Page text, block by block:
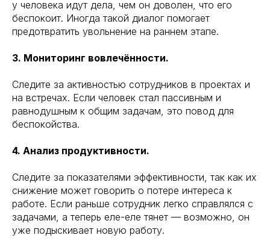
у человека идут дела, чем он доволен, что его
беспокоит. Иногда такой диалог помогает
предотвратить увольнение на раннем этапе.
3. Мониторинг вовлечённости.
Следите за активностью сотрудников в проектах и
на встречах. Если человек стал пассивным и
равнодушным к общим задачам, это повод для
беспокойства.
4. Анализ продуктивности.
Следите за показателями эффективности, так как их
снижение может говорить о потере интереса к
работе. Если раньше сотрудник легко справлялся с
задачами, а теперь еле-еле тянет — возможно, он
уже подыскивает новую работу.